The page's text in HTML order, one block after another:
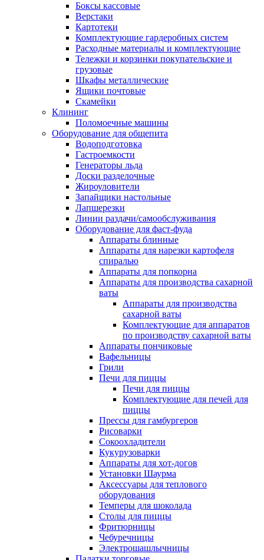
Боксы кассовые
Верстаки
Картотеки
Комплектующие гардеробных систем
Расходные материалы и комплектующие
Тележки и корзинки покупательские и
грузовые
Шкафы металлические
Ящики почтовые
Скамейки
Клининг
Поломоечные машины
Оборудование для общепита
Водоподготовка
Гастроемкости
Генераторы льда
Доски разделочные
Жироуловители
Запайщики настольные
Лапшерезки
Линии раздачи/самообслуживания
Оборудование для фаст-фуда
Аппараты блинные
Аппараты для нарезки картофеля
спиралью
Аппараты для попкорна
Аппараты для производства сахарной
ваты
Аппараты для производства
сахарной ваты
Комплектующие для аппаратов
по производству сахарной ваты
Аппараты пончиковые
Вафельницы
Грили
Печи для пиццы
Печи для пиццы
Комплектующие для печей для
пиццы
Прессы для гамбургеров
Рисоварки
Сокоохладители
Кукурузоварки
Аппараты для хот-догов
Установки Шаурма
Аксессуары для теплового
оборудования
Темперы для шоколада
Столы для пиццы
Фритюрницы
Чебуречницы
Электрошашлычницы